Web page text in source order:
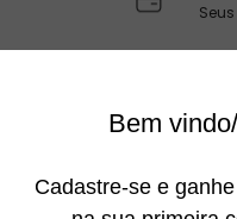
Bem
Cadastre-se e ganhe